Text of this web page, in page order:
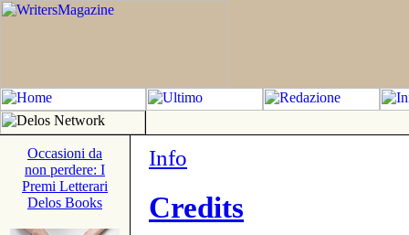
Occasioni da
non perdere: I
Premi Letterari
Delos Books
Info
Credits